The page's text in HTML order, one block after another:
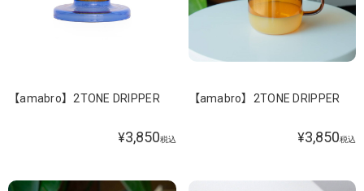
【amabro】2TONE DRIPPER
¥3,850税込
【amabro】2TONE DRIPPER
¥3,850税込